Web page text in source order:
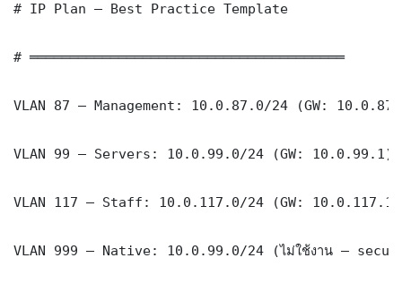
# IP Plan — Best Practice Template
# ═══════════════════════════════════════
VLAN 87 — Management: 10.0.87.0/24 (GW:
VLAN 99 — Servers: 10.0.99.0/24 (GW: 10.0.99.1)
VLAN 117 — Staff: 10.0.117.0/24 (GW: 10.0.117.1)
VLAN 999 — Native: 10.0.99.0/24 (ไม่ใช้งาน —